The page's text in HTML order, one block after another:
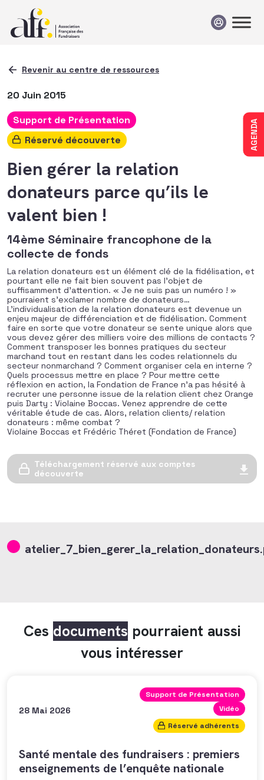
AGENDA
Revenir au centre de ressources
20 Juin 2015
Support de Présentation
Réservé découverte
Bien gérer la relation
donateurs parce qu’ils le
valent bien !
14ème Séminaire francophone de la
collecte de fonds
La relation donateurs est un élément clé de la fidélisation, et
pourtant elle ne fait bien souvent pas l’objet de
suffisamment d’attention. « Je ne suis pas un numéro ! »
pourraient s’exclamer nombre de donateurs…
L’individualisation de la relation donateurs est devenue un
enjeu majeur de différenciation et de fidélisation. Comment
faire en sorte que votre donateur se sente unique alors que
vous devez gérer des milliers voire des millions de contacts ?
Comment transposer les bonnes pratiques du secteur
marchand tout en restant dans les codes relationnels du
secteur nonmarchand ? Comment organiser cela en interne ?
Quels processus mettre en place ? Pour mettre cette
réflexion en action, la Fondation de France n’a pas hésité à
recruter une personne issue de la relation client chez Orange
puis Darty : Violaine Boccas. Venez apprendre de cette
véritable étude de cas. Alors, relation clients/ relation
donateurs : même combat ?
Violaine Boccas et Frédéric Théret (Fondation de France)
Téléchargement réservé aux comptes
découverte
Ces documents pourraient aussi
vous intéresser
28 Mai 2026
Support de Présentation
Vidéo
Réservé adhérents
Santé mentale des fundraisers : premiers
enseignements de l’enquête nationale